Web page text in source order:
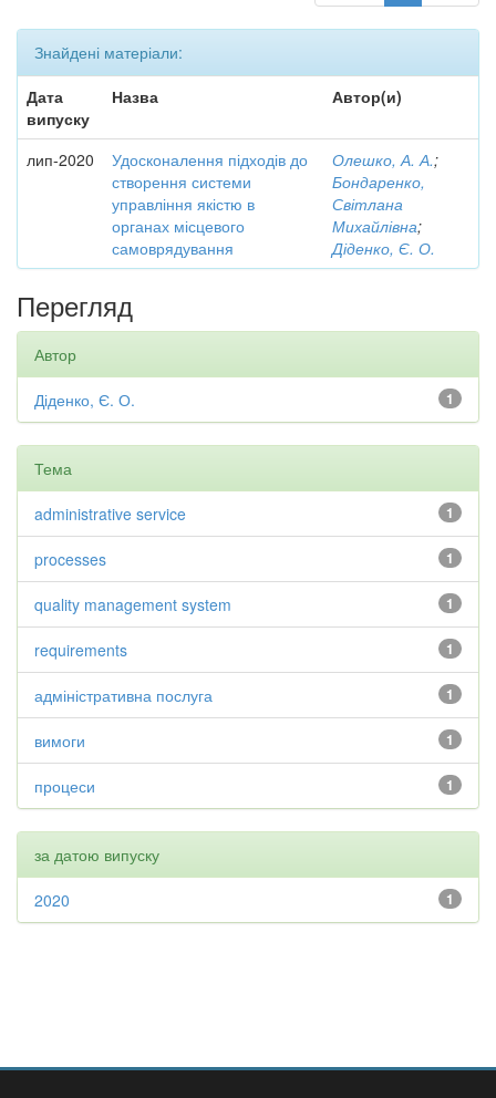
Знайдені матеріали:
Дата
випуску
Назва Автор(и)
лип-2020
Удосконалення підходів до
створення системи
управління якістю в
органах місцевого
самоврядування
Олешко, А. А.;
Бондаренко,
Світлана
Михайлівна;
Діденко, Є. О.
Перегляд
Автор
1
Діденко, Є. О.
Тема
1
administrative service
1
processes
1
quality management system
1
requirements
1
адміністративна послуга
1
вимоги
1
процеси
за датою випуску
1
2020